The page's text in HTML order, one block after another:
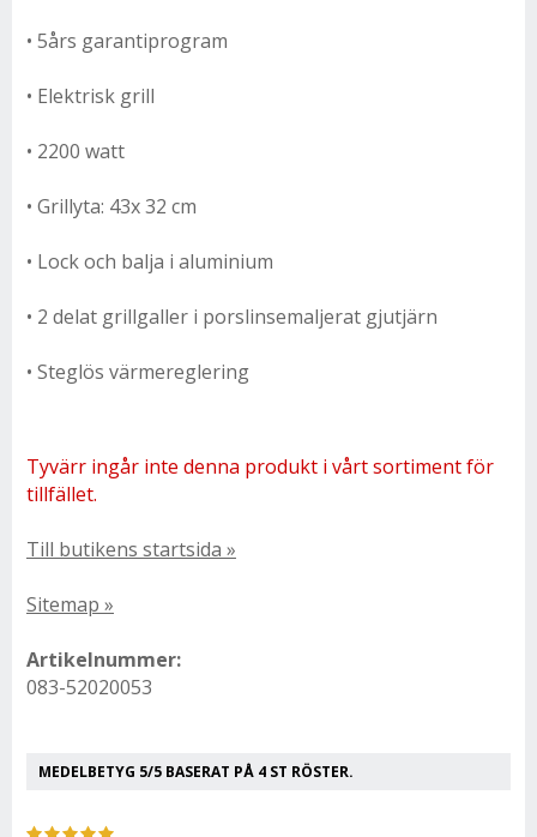
• 5års garantiprogram
• Elektrisk grill
• 2200 watt
• Grillyta: 43x 32 cm
• Lock och balja i aluminium
• 2 delat grillgaller i porslinsemaljerat gjutjärn
• Steglös värmereglering
Tyvärr ingår inte denna produkt i vårt sortiment för
tillfället.
Till butikens startsida »
Sitemap »
Artikelnummer:
083-52020053
MEDELBETYG 5/5 BASERAT PÅ 4 ST RÖSTER.